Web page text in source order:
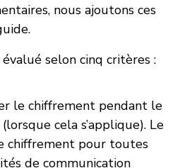
nous ajoutons ces
selon cinq critères :
le chiffrement pendant le
cela s’applique). Le
chiffrement pour toutes
de communication